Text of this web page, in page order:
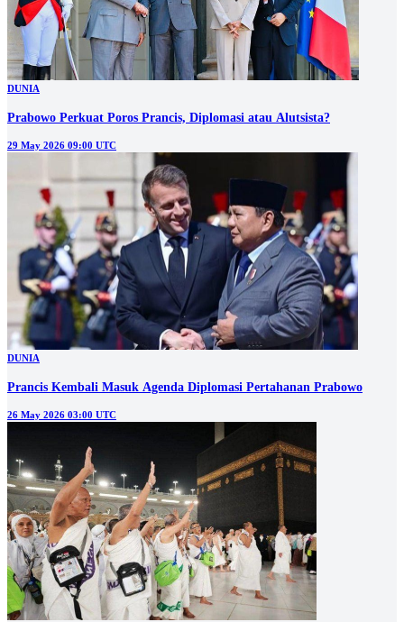
DUNIA
Prabowo Perkuat Poros Prancis, Diplomasi atau Alutsista?
29 May 2026 09:00 UTC
DUNIA
Prancis Kembali Masuk Agenda Diplomasi Pertahanan Prabowo
26 May 2026 03:00 UTC